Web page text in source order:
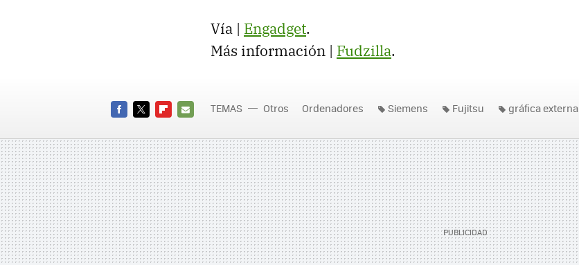
Vía | Engadget.
Más información | Fudzilla.
MAIL
TEMAS Otros Ordenadores Siemens Fujitsu gráfica externa